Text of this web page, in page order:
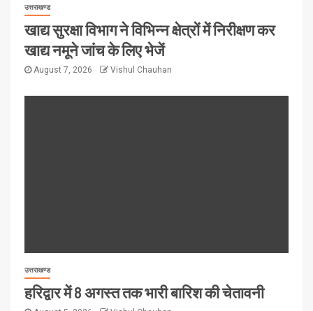
उत्तराखण्ड
खाद्य सुरक्षा विभाग ने विभिन्न क्षेत्रों में निरीक्षण कर
खाद्य नमूने जांच के लिए भेजें
August 7, 2026 Vishul Chauhan
उत्तराखण्ड
हरिद्वार में 8 अगस्त तक भारी बारिश की चेतावनी